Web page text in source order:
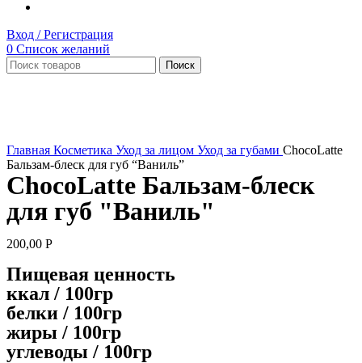
Вход / Регистрация
0 Список желаний
Поиск
Главная Косметика Уход за лицом Уход за губами ChocoLatte
Бальзам-блеск для губ “Ваниль”
ChocoLatte Бальзам-блеск
для губ "Ваниль"
200,00 Р
Пищевая ценность
ккал / 100гр
белки / 100гр
жиры / 100гр
углеводы / 100гр